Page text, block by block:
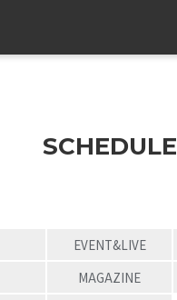
SCHEDULE
EVENT&LIVE
MAGAZINE